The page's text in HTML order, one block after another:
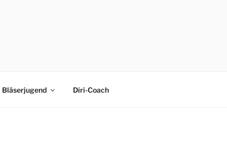
Bläserjugend Diri-Coach